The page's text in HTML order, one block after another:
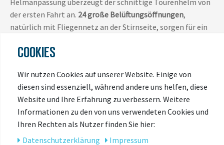
der ersten Fahrt an. 24 große Belüftungsöffnungen,
natürlich mit Fliegennetz an der Stirnseite, sorgen für ein
gerne kommen.
COOKIES
Wir nutzen Cookies auf unserer Website. Einige von
diesen sind essenziell, während andere uns helfen, diese
Website und Ihre Erfahrung zu verbessern. Weitere
Informationen zu den von uns verwendeten Cookies und
Ihren Rechten als Nutzer finden Sie hier:
Daten­schutz­erklärung
Impressum